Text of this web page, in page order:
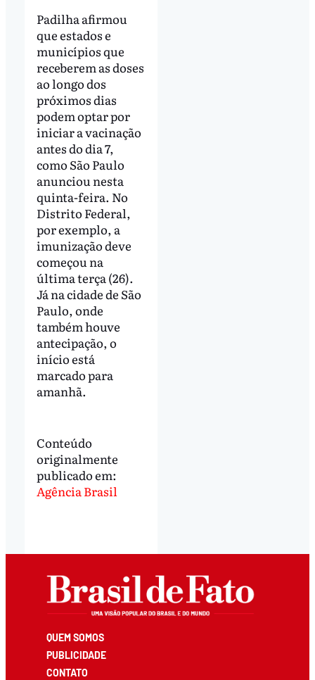
Padilha afirmou
que estados e
municípios que
receberem as doses
ao longo dos
próximos dias
podem optar por
iniciar a vacinação
antes do dia 7,
como São Paulo
anunciou nesta
quinta-feira. No
Distrito Federal,
por exemplo, a
imunização deve
começou na
última terça (26).
Já na cidade de São
Paulo, onde
também houve
antecipação, o
início está
marcado para
amanhã.
Conteúdo
originalmente
publicado em:
Agência Brasil
QUEM SOMOS
PUBLICIDADE
CONTATO